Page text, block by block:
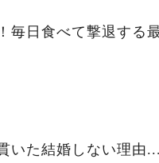
毎日食べて撃退する
いた結婚しない理由